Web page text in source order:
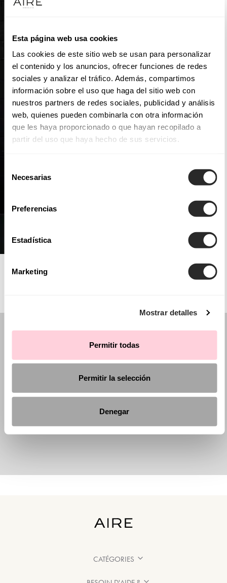
Esta página web usa cookies
Las cookies de este sitio web se usan para personalizar
el contenido y los anuncios, ofrecer funciones de redes
sociales y analizar el tráfico. Además, compartimos
información sobre el uso que haga del sitio web con
nuestros partners de redes sociales, publicidad y análisis
web, quienes pueden combinarla con otra información
que les haya proporcionado o que hayan recopilado a
partir del uso que haya hecho de sus servicios.
Necesarias
Preferencias
Estadística
Marketing
Mostrar detalles
Permitir todas
Permitir la selección
Denegar
CATÉGORIES